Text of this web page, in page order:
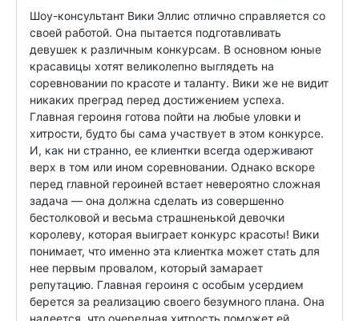
Шоу-консультант Вики Эллис отлично справляется со
своей работой. Она пытается подготавливать
девушек к различным конкурсам. В основном юные
красавицы хотят великолепно выглядеть на
соревновании по красоте и таланту. Вики же не видит
никаких преград перед достижением успеха.
Главная героиня готова пойти на любые уловки и
хитрости, будто бы сама участвует в этом конкурсе.
И, как ни странно, ее клиентки всегда одерживают
верх в том или ином соревновании. Однако вскоре
перед главной героиней встает невероятно сложная
задача — она должна сделать из совершенно
бестолковой и весьма страшненькой девочки
королеву, которая выиграет конкурс красоты! Вики
понимает, что именно эта клиентка может стать для
нее первым провалом, который замарает
репутацию. Главная героиня с особым усердием
берется за реализацию своего безумного плана. Она